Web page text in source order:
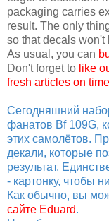
packaging carries
result. The only
so that decals won't
As usual, you can
Don't forget to like
fresh articles on time
Сегодняшний
фанатов Bf 109G,
этих самолётов.
декали, которые
результат.
- картонку, чтобы
Как обычно, вы
сайте Eduard.